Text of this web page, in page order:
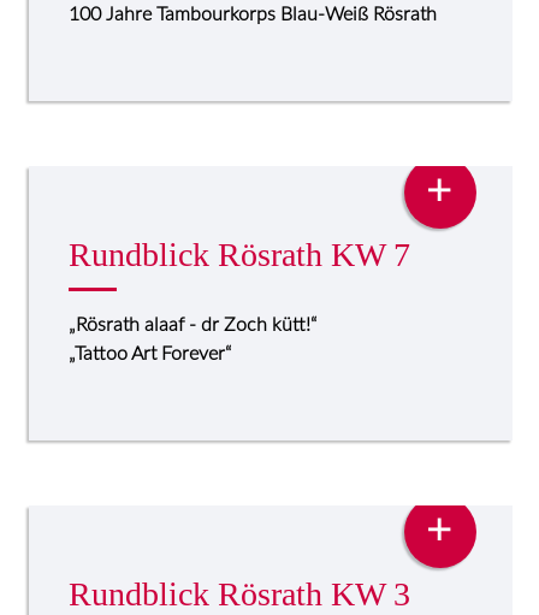
100 Jahre Tambourkorps Blau-Weiß Rösrath
Rundblick Rösrath KW 7
„Rösrath alaaf - dr Zoch kütt!“
„Tattoo Art Forever“
+
Rundblick Rösrath KW 3
+